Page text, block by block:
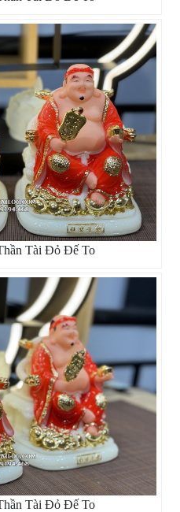
Tài Đỏ Đế To
Tài Đỏ Đế To